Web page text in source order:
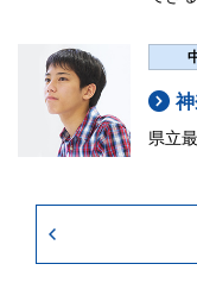
県立